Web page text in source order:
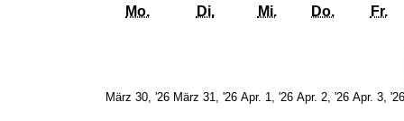
Mo. MontagDi. Dienstag
Mi. Mittwoch
Do. Fr.
März 30, '2630.
März 31, '2631.
Apr. 1, '261.Apr. 2, '262.Apr. 3, '26